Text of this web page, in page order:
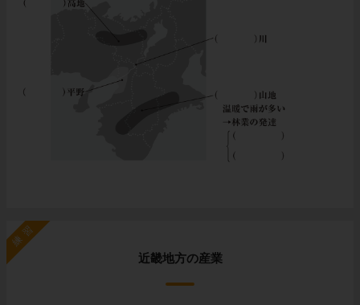
練習
近畿地方の産業